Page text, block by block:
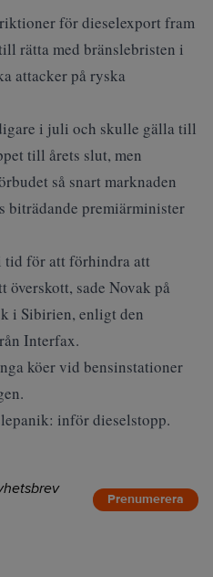
för dieselexport fram
rätta med bränslebristen i
attacker på ryska
i juli och skulle gälla till
till årets slut, men
så snart marknaden
biträdande premiärminister
tid för att förhindra att
överskott, sade Novak på
i Sibirien, enligt den
Interfax.
köer vid bensinstationer
inför dieselstopp.
Prenumerera